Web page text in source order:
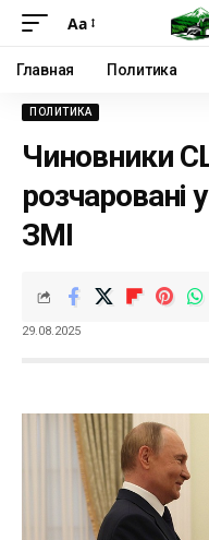
Аа
Главная Политика
ПОЛИТИКА
Чиновники
розчаровані
ЗМІ
29.08.2025